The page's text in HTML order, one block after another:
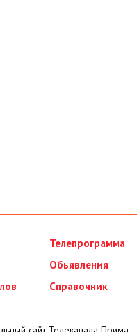
Телепрограмма
Обьявления
Справочник